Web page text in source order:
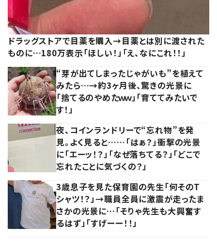
ドラッグストアで目薬を購入→目薬とは別に渡された
ものに…180万表示「ほしい！」「え、なにこれ！！」
“芽が出てしまったじゃがいも”を植えて
みたら…→約3ヶ月後、驚きの光景に
「捨てるのやめたｗｗ」「育ててみたいで
す！」
夜、コインランドリーで“忘れ物”を発
見。よく見ると……「はぁ？」衝撃の光景
に「エーッ！？」「なぜ落ちてる？」「どこで
忘れたことに気づくの？」
3歳息子を見た保育園の先生「何そのT
シャツ！？」→職員全員に激震が走ったま
さかの光景に…「そりゃ先生も大興奮す
るはず」「すげーー！！」